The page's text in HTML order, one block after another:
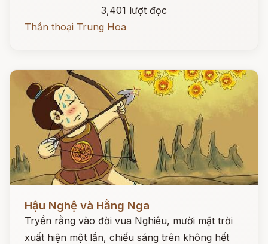
3,401 lượt đọc
Thần thoại Trung Hoa
Hậu Nghệ và Hằng Nga
Tryền rằng vào đời vua Nghiêu, mười mặt trời
xuất hiện một lần, chiếu sáng trên không hết